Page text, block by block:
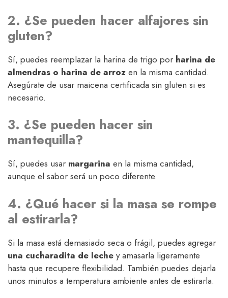
2. ¿Se pueden hacer alfajores sin
gluten?
Sí, puedes reemplazar la harina de trigo por harina de
almendras o harina de arroz en la misma cantidad.
Asegúrate de usar maicena certificada sin gluten si es
necesario.
3. ¿Se pueden hacer sin
mantequilla?
Sí, puedes usar margarina en la misma cantidad,
aunque el sabor será un poco diferente.
4. ¿Qué hacer si la masa se rompe
al estirarla?
Si la masa está demasiado seca o frágil, puedes agregar
una cucharadita de leche y amasarla ligeramente
hasta que recupere flexibilidad. También puedes dejarla
unos minutos a temperatura ambiente antes de estirarla.